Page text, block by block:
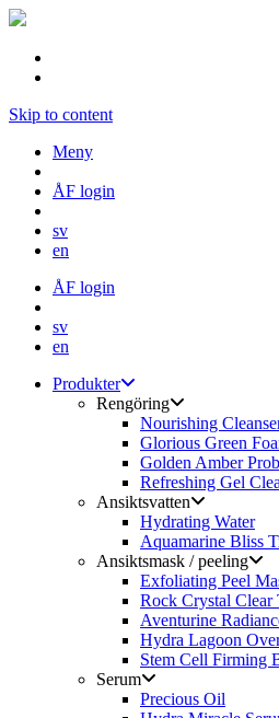
Skip to content
Meny
ÅF login
sv
en
ÅF login
sv
en
Produkter
Rengöring
Nourishing
Glorious Green
Golden Amber
Refreshing Gel
Ansiktsvatten
Hydrating Water
Aquamarine Bliss
Ansiktsmask / peeling
Exfoliating Peel
Rock Crystal Clear
Aventurine
Hydra Lagoon
Stem Cell Firming
Serum
Precious Oil